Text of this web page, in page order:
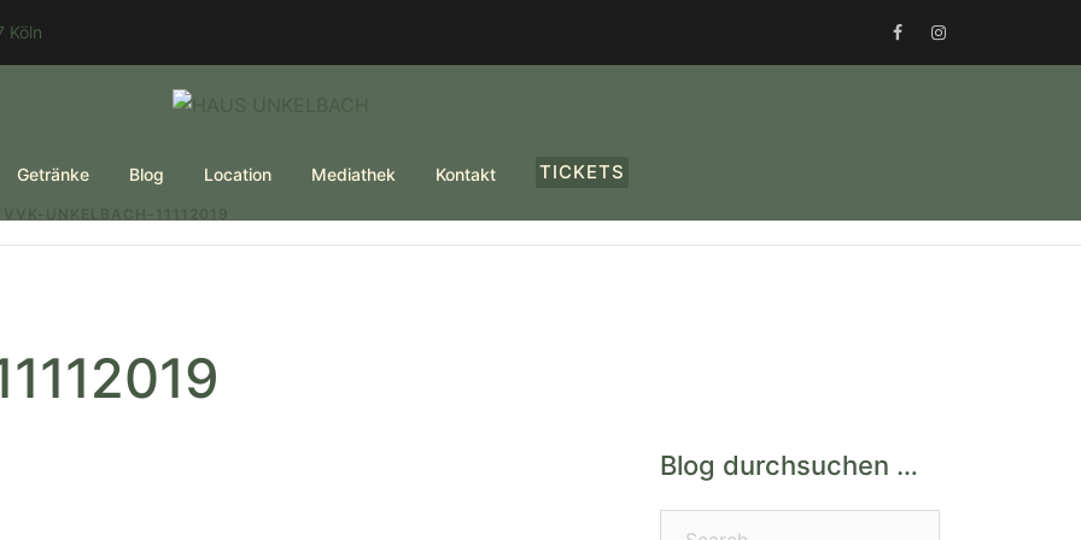
Köln FACEBOOKINSTAGRAM
Getränke Blog Location Mediathek Kontakt TICKETS
Blog durchsuchen …